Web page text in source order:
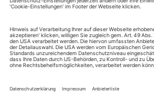
Lebenserfahrungen
Händel-Alben von Ildebrando
Im Mozart-Jahr 2006
Salzburger Genies aus dem
regenten Händel ist es ähnlich,